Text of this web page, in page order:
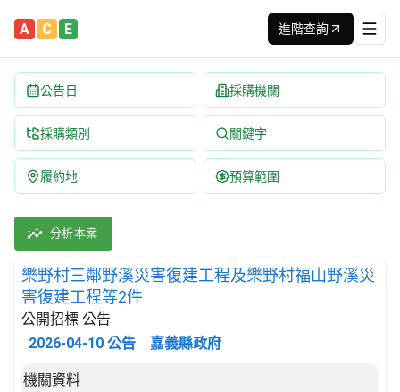
A C E 進階查詢
公告日 採購機關
採購類別 關鍵字
履約地 預算範圍
樂野村三鄰野溪災害復建工程及樂野村福山野溪災害復建工
採購類別：工程類 其他土木工程 | 招標方式：公開招標 |
分析本案
樂野村三鄰野溪災害復建工程及樂野村福山野溪災
害復建工程等2件
公開招標 公告
2026-04-10 公告 嘉義縣政府
招標公告詳細內容
機關資料